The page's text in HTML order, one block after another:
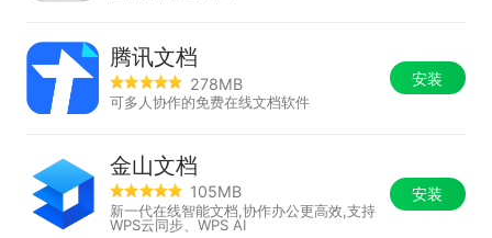
腾讯文档
278MB
可多人协作的免费在线文档软件
安装
金山文档
105MB
新一代在线智能文档,协作办公更高效,支持
WPS云同步、WPS AI
安装